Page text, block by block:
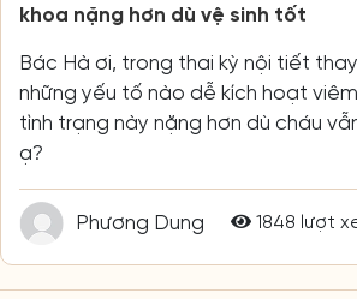
khoa nặng hơn dù vệ sinh tốt
Bác Hà ơi, trong thai kỳ nội tiết
những yếu tố nào dễ kích hoạt
tình trạng này nặng hơn dù cháu
ạ?
Phương Dung 1848 lượt